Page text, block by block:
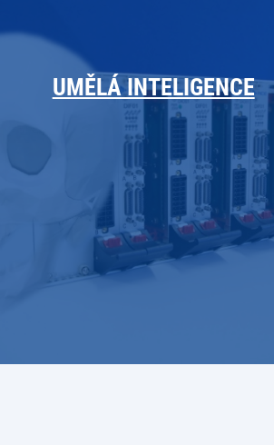
UMĚLÁ INTELIGENCE